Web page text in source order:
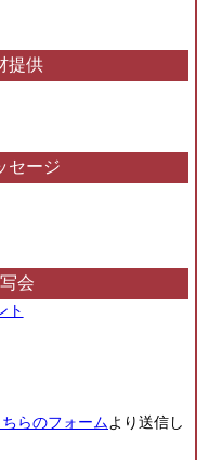
提供
セージ
会
ト
ちらのフォームより送信し